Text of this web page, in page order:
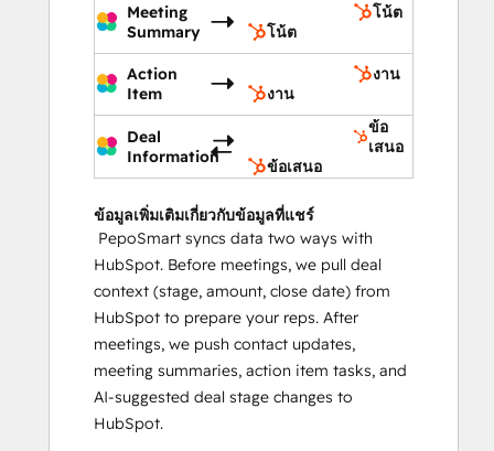
Meeting
Summary
โน้ต
โน้ต
Action
Item
งาน
งาน
Deal
Information
ข้อ
เสนอ
ข้อเสนอ
ข้อมูลเพิ่มเติมเกี่ยวกับข้อมูลที่แชร์
PepoSmart syncs data two ways with
HubSpot. Before meetings, we pull deal
context (stage, amount, close date) from
HubSpot to prepare your reps. After
meetings, we push contact updates,
meeting summaries, action item tasks, and
AI-suggested deal stage changes to
HubSpot.